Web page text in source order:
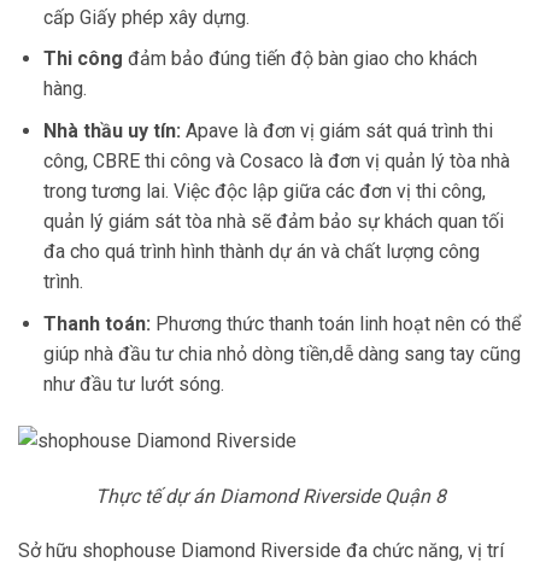
cấp Giấy phép xây dựng.
Thi công đảm bảo đúng tiến độ bàn giao cho khách
hàng.
Nhà thầu uy tín: Apave là đơn vị giám sát quá trình thi
công, CBRE thi công và Cosaco là đơn vị quản lý tòa nhà
trong tương lai. Việc độc lập giữa các đơn vị thi công,
quản lý giám sát tòa nhà sẽ đảm bảo sự khách quan tối
đa cho quá trình hình thành dự án và chất lượng công
trình.
Thanh toán: Phương thức thanh toán linh hoạt nên có thể
giúp nhà đầu tư chia nhỏ dòng tiền,dễ dàng sang tay cũng
như đầu tư lướt sóng.
Thực tế dự án Diamond Riverside Quận 8
Sở hữu shophouse Diamond Riverside đa chức năng, vị trí